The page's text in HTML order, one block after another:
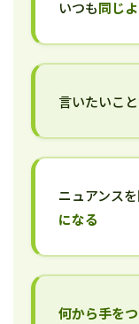
いつも同じ
言いたいこ
ニュアンス
になる
何から手を